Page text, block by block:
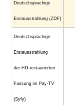
Deutsch­sprachige
Erstaus­strahlung (ZDF)
Deutschsprachige
Erstausstrahlung
der HD-restaurierten
Fassung im Pay-TV
(Syfy)